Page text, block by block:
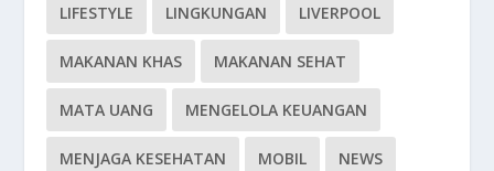
LIFESTYLE LINGKUNGAN LIVERPOOL
MAKANAN KHAS MAKANAN SEHAT
MATA UANG MENGELOLA KEUANGAN
MENJAGA KESEHATAN MOBIL NEWS